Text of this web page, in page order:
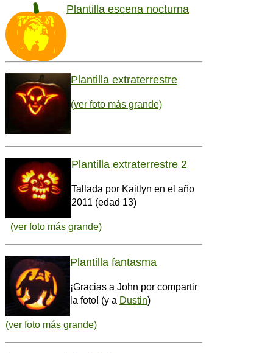
Plantilla escena nocturna
Plantilla extraterrestre
(ver foto más grande)
Plantilla extraterrestre 2
Tallada por Kaitlyn en el año
2011 (edad 13)
(ver foto más grande)
Plantilla fantasma
¡Gracias a John por compartir
la foto! (y a Dustin)
(ver foto más grande)